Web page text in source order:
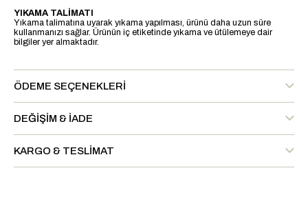
YIKAMA TALİMATI
Yıkama talimatına uyarak yıkama yapılması, ürünü daha uzun süre
kullanmanızı sağlar. Ürünün iç etiketinde yıkama ve ütülemeye dair
bilgiler yer almaktadır.
ÖDEME SEÇENEKLERI
DEĞIŞIM & İADE
KARGO & TESLIMAT